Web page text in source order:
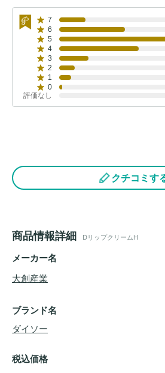
7
6
5
4
3
2
1
0
評価なし
クチコミす
商品情報詳細 DリップクリームH
メーカー名
大創産業
ブランド名
ダイソー
税込価格